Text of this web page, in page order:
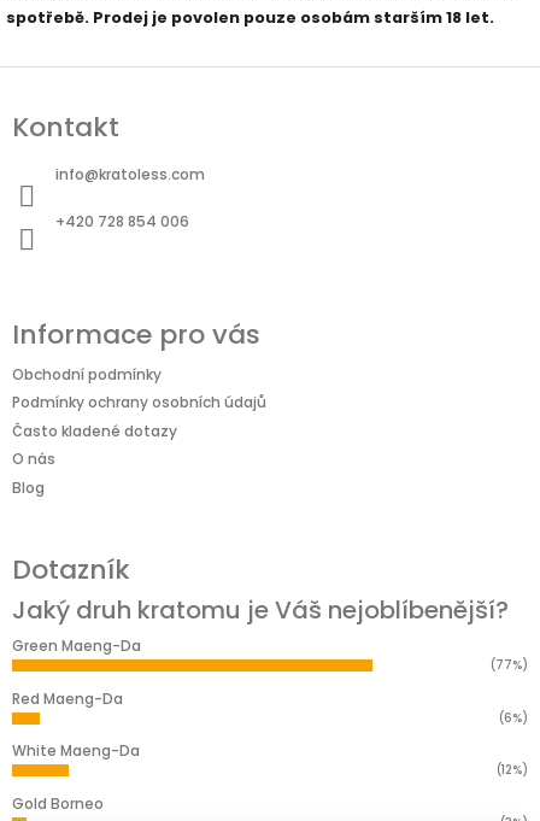
spotřebě. Prodej je povolen pouze osobám starším 18 let.
Z
á
p
Kontakt
info@kratoless.com
+420 728 854 006
Informace pro vás
Obchodní podmínky
Podmínky ochrany osobních údajů
Často kladené dotazy
O nás
Blog
Dotazník
Jaký druh kratomu je Váš nejoblíbenější?
Green Maeng-Da
(77%)
Red Maeng-Da
(6%)
White Maeng-Da
(12%)
Gold Borneo